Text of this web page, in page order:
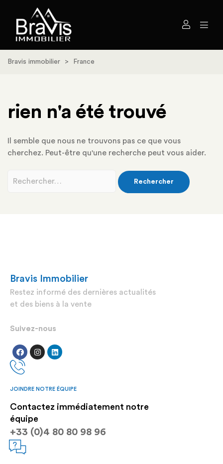
Bravis immobilier > France
rien n'a été trouvé
Il semble que nous ne trouvons pas ce que vous
cherchez. Peut-être qu'une recherche peut vous aider.
Bravis Immobilier
Restez informé des dernières actualités
et des biens à la vente
Suivez-nous
JOINDRE NOTRE ÉQUIPE
Contactez immédiatement notre
équipe
+33 (0)4 80 80 98 96